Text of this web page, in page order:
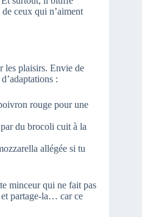
ceux qui n’aiment
les plaisirs. Envie de
:
rouge pour une
du brocoli cuit à la
allégée si tu
minceur qui ne fait pas
et partage-la… car ce